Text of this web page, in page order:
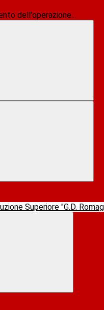
dell'operazione...